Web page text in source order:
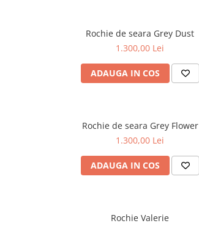
Rochie de seara Grey Dust
1.300,00 Lei
ADAUGA IN COS
Rochie de seara Grey Flower
1.300,00 Lei
ADAUGA IN COS
Rochie Valerie